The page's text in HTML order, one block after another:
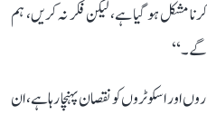
مشکل ہو گیا ہے، لیکن فکر نہ کریں، ہم
عوام کی کاروں اور اسکوٹروں کو نقصان پہنچا رہا ہے، ان